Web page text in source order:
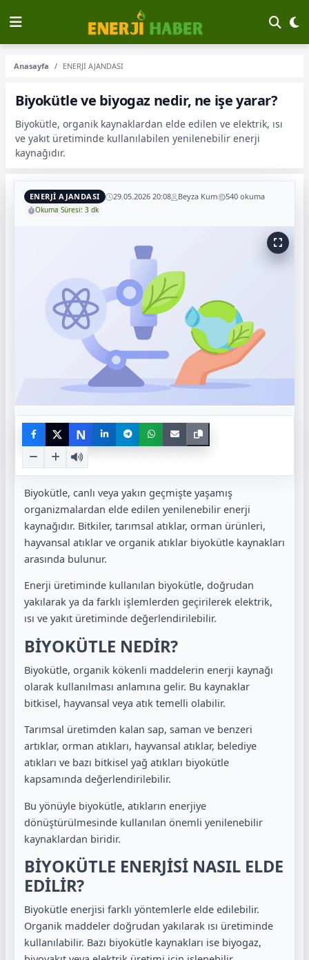
Anasayfa ENERJİ AJANDASI
Biyokütle ve biyogaz nedir, ne işe yarar?
Biyokütle, organik kaynaklardan elde edilen ve elektrik, ısı
ve yakıt üretiminde kullanılabilen yenilenebilir enerji
kaynağıdır.
ENERJİ AJANDASI 29.05.2026 20:08 Beyza Kum 540 okuma
Okuma Süresi: 3 dk
N
Biyokütle, canlı veya yakın geçmişte yaşamış
organizmalardan elde edilen yenilenebilir enerji
kaynağıdır. Bitkiler, tarımsal atıklar, orman ürünleri,
hayvansal atıklar ve organik atıklar biyokütle kaynakları
arasında bulunur.
Enerji üretiminde kullanılan biyokütle, doğrudan
yakılarak ya da farklı işlemlerden geçirilerek elektrik,
ısı ve yakıt üretiminde değerlendirilebilir.
BİYOKÜTLE NEDİR?
Biyokütle, organik kökenli maddelerin enerji kaynağı
olarak kullanılması anlamına gelir. Bu kaynaklar
bitkisel, hayvansal veya atık temelli olabilir.
Tarımsal üretimden kalan sap, saman ve benzeri
artıklar, orman atıkları, hayvansal atıklar, belediye
atıkları ve bazı bitkisel yağ atıkları biyokütle
kapsamında değerlendirilebilir.
Bu yönüyle biyokütle, atıkların enerjiye
dönüştürülmesinde kullanılan önemli yenilenebilir
kaynaklardan biridir.
BİYOKÜTLE ENERJİSİ NASIL ELDE
EDİLİR?
Biyokütle enerjisi farklı yöntemlerle elde edilebilir.
Organik maddeler doğrudan yakılarak ısı üretiminde
kullanılabilir. Bazı biyokütle kaynakları ise biyogaz,